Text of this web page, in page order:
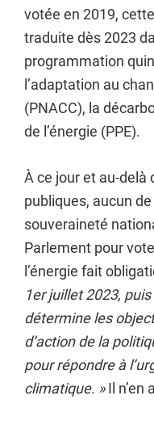
votée en 2019,
traduite dès 2023
programmation
l’adaptation au
(PNACC), la
de l’énergie (PPE).
À ce jour et au-delà
publiques, aucun
souveraineté
Parlement pour
l’énergie fait
1er juillet 2023,
détermine les
d’action de la
pour répondre à
climatique. »Il n’en